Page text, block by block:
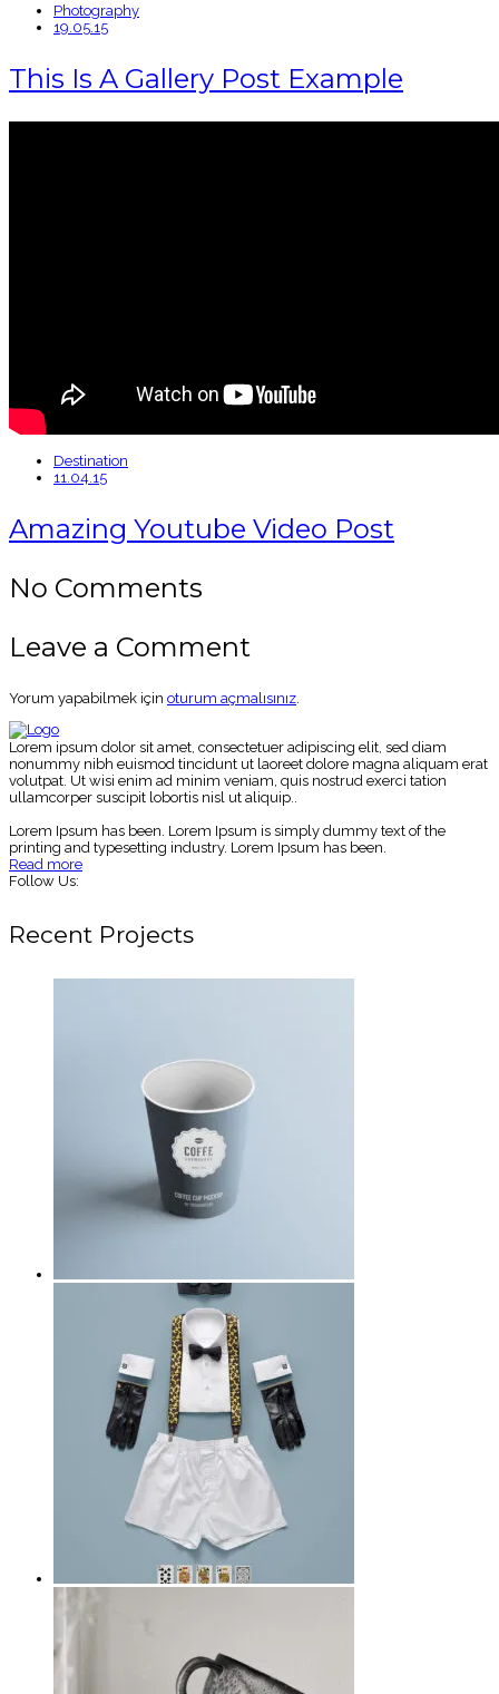
Photography
19.05.15
This Is A Gallery Post Example
Destination
11.04.15
Amazing Youtube Video Post
No Comments
Leave a Comment
Yorum yapabilmek için oturum açmalısınız
Lorem ipsum dolor sit amet, consectetuer adipiscing elit, sed diam
nonummy nibh euismod tincidunt ut laoreet dolore magna aliquam erat
volutpat. Ut wisi enim ad minim veniam, quis nostrud exerci tation
ullamcorper suscipit lobortis nisl ut aliquip..
Lorem Ipsum has been. Lorem Ipsum is simply dummy text of the
printing and typesetting industry. Lorem Ipsum has been.
Read more
Follow Us:
Recent Projects